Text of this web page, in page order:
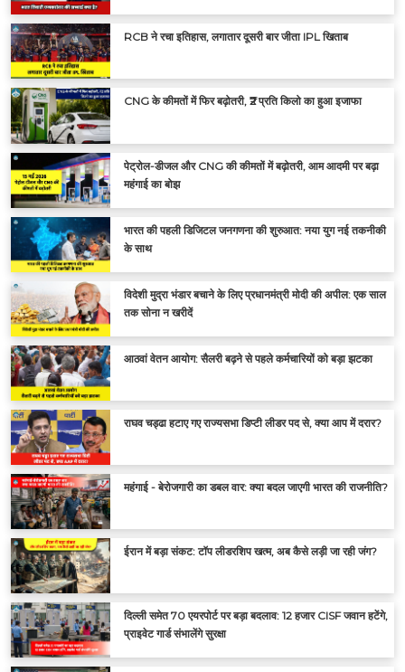
RCB ने रचा इतिहास, लगातार दूसरी बार जीता IPL खिताब
CNG के कीमतों में फिर बढ़ोतरी, ₹2 प्रति किलो का हुआ इजाफा
पेट्रोल-डीजल और CNG की कीमतों में बढ़ोतरी, आम आदमी पर बढ़ा
महंगाई का बोझ
भारत की पहली डिजिटल जनगणना की शुरुआत: नया युग नई तकनीकी
के साथ
विदेशी मुद्रा भंडार बचाने के लिए प्रधानमंत्री मोदी की अपील: एक साल
तक सोना न खरीदें
आठवां वेतन आयोग: सैलरी बढ़ने से पहले कर्मचारियों को बड़ा झटका
राघव चड्ढा हटाए गए राज्यसभा डिप्टी लीडर पद से, क्या आप में दरार?
महंगाई - बेरोजगारी का डबल वार: क्या बदल जाएगी भारत की राजनीति?
ईरान में बड़ा संकट: टॉप लीडरशिप खत्म, अब कैसे लड़ी जा रही जंग?
दिल्ली समेत 70 एयरपोर्ट पर बड़ा बदलाव: 12 हजार CISF जवान हटेंगे,
प्राइवेट गार्ड संभालेंगे सुरक्षा